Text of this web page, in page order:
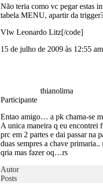
Não teria como vc pegar estas
tabela MENU, apartir da
Vlw Leonardo Litz[/code]
15 de julho de 2009 às 12:55 am
thianolima
Participante
Entao amigo… a pk chama-se
A unica maneira q eu encontrei
prc em 2 partes e dai passar na
duas sempres a chave primaria..
qria mas fazer oq…rs
Autor
Posts